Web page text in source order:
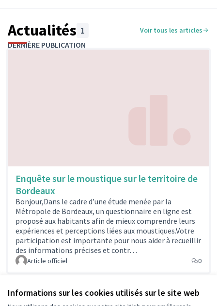
Informations sur les cookies utilisés sur le site web
Actualités 1 Voir tous les articles
DERNIÈRE PUBLICATION
Enquête sur le moustique sur le territoire de
Bordeaux
Bonjour,Dans le cadre d’une étude menée par la
Métropole de Bordeaux, un questionnaire en ligne est
proposé aux habitants afin de mieux comprendre leurs
expériences et perceptions liées aux moustiques.Votre
participation est importante pour nous aider à recueillir
des informations précises et contr…
Article officiel 0
Référence : participationpessac-ASSE-2023-01-37